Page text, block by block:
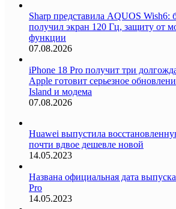
Sharp представила AQUOS
получил экран 120 Гц, защиту от
функции
07.08.2026
iPhone 18 Pro получит три
Apple готовит серьезное
Island и модема
07.08.2026
Huawei выпустила
почти вдвое дешевле новой
14.05.2023
Названа официальная дата
Pro
14.05.2023